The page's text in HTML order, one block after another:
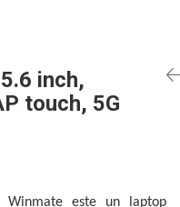
inch,
touch, 5G
Winmate este un laptop